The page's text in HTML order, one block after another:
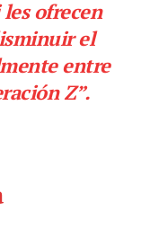
ofrecen
el
entre
Z”.